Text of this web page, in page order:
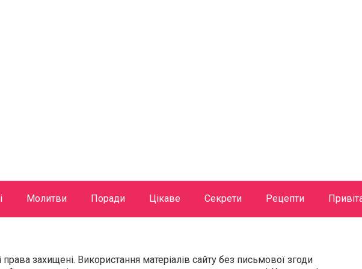
Молитви Поради Цікаве Секрети Рецепти
захищені. Використання матеріалів сайту без письмової згоди